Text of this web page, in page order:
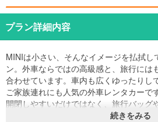
プラン詳細内容
MINIは小さい、そんなイメージを払拭
ン。外車ならではの高級感と、旅行には
合わせています。車内も広くゆったりし
ご家族連れにも人気の外車レンタカーで
開閉しやすいだけではなく、旅行バッグ
の積み下ろしもラクラクです。続きをみる